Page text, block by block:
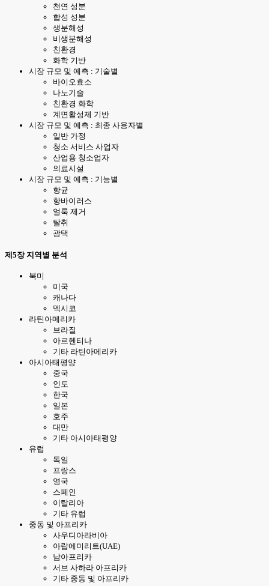
천연 성분
합성 성분
생분해성
비생분해성
친환경
화학 기반
시장 규모 및 예측 : 기술별
바이오효소
나노기술
친환경 화학
계면활성제 기반
시장 규모 및 예측 : 최종 사용자별
일반 가정
청소 서비스 사업자
산업용 청소업자
의료시설
시장 규모 및 예측 : 기능별
항균
항바이러스
얼룩 제거
탈취
광택
제5장 지역별 분석
북미
미국
캐나다
멕시코
라틴아메리카
브라질
아르헨티나
기타 라틴아메리카
아시아태평양
중국
인도
한국
일본
호주
대만
기타 아시아태평양
유럽
독일
프랑스
영국
스페인
이탈리아
기타 유럽
중동 및 아프리카
사우디아라비아
아랍에미리트(UAE)
남아프리카
서브 사하라 아프리카
기타 중동 및 아프리카